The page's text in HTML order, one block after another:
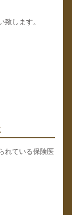
致します。
れている保険医